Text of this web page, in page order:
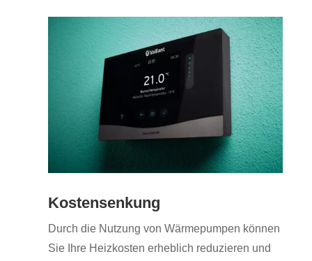
Kostensenkung
Durch die Nutzung von Wärmepumpen können
Sie Ihre Heizkosten erheblich reduzieren und